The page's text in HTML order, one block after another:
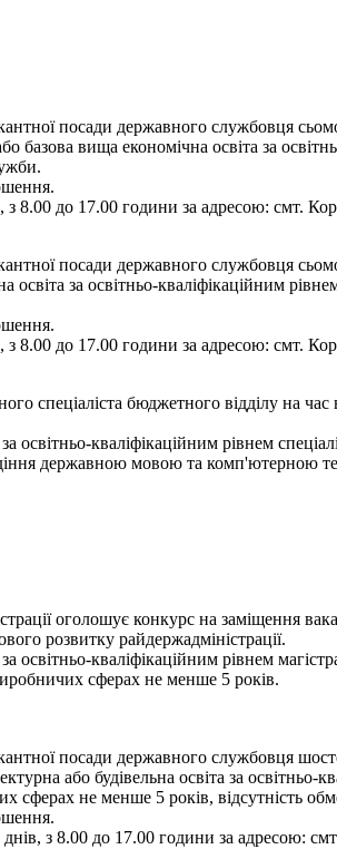
посади державного службовця сьомої
вища економічна освіта за
з 8.00 до 17.00 години за адресою: смт.
посади державного службовця
за освітньо-кваліфікаційним
з 8.00 до 17.00 години за адресою: смт.
спеціаліста бюджетного відділу на
кваліфікаційним рівнем
державною мовою та комп'ютерною
оголошує конкурс на заміщення
розвитку райдержадміністрації.
кваліфікаційним рівнем
сферах не менше 5 років.
посади державного службовця
або будівельна освіта за освітньо-
сферах не менше 5 років, відсутність
днів, з 8.00 до 17.00 години за адресою: